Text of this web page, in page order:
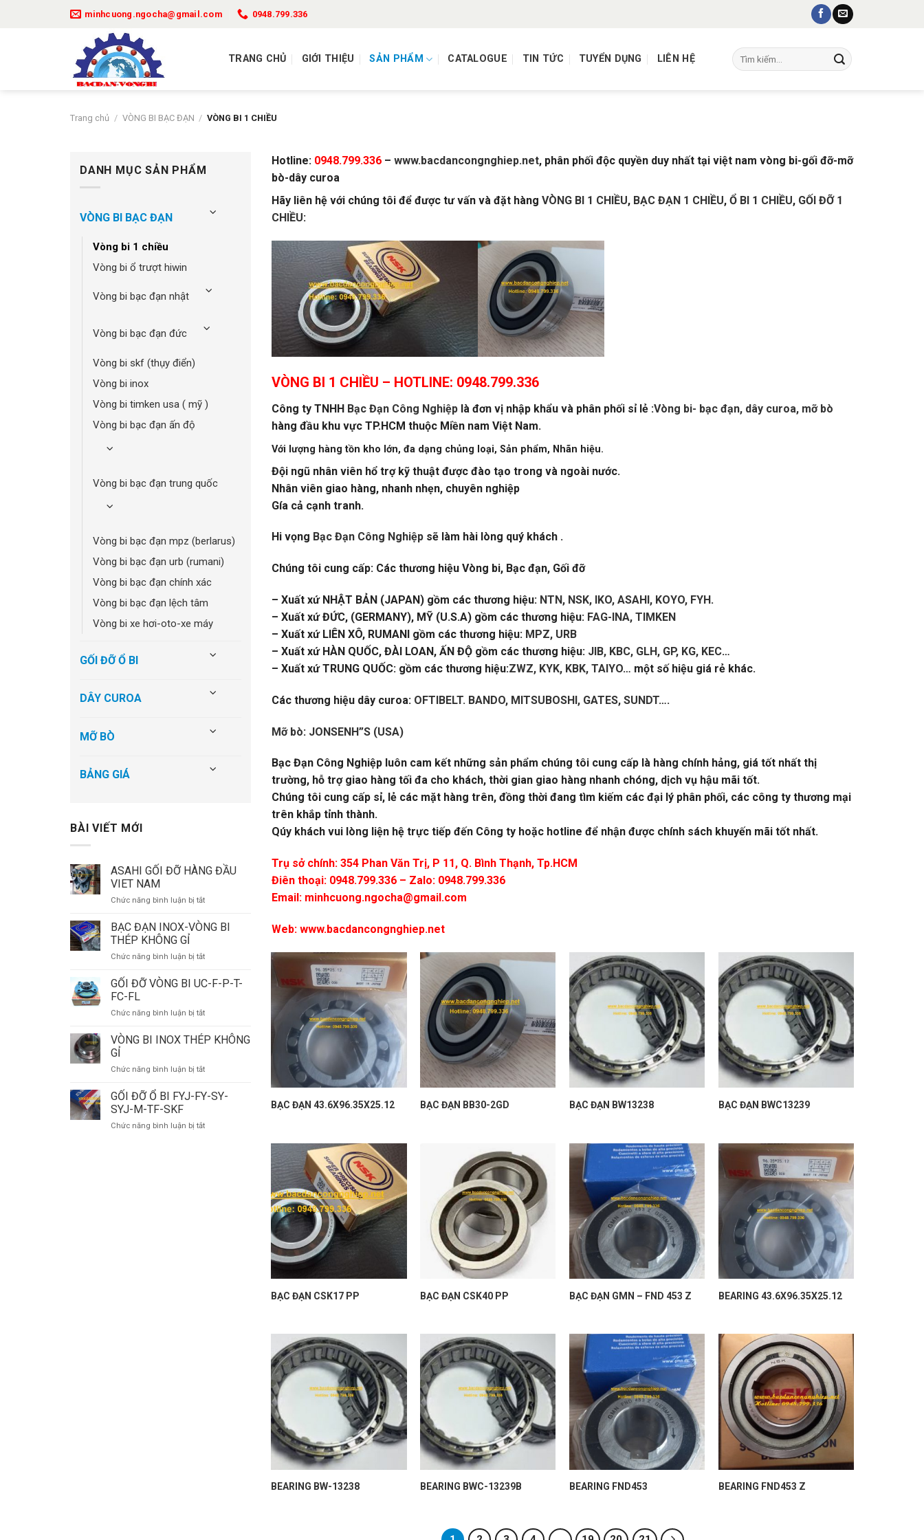
minhcuong.ngocha@gmail.com 0948.799.336
TRANG CHỦ GIỚI THIỆU SẢN PHẨM CATALOGUE TIN TỨC TUYỂN DỤNG LIÊN HỆ
Tìm
kiếm:
Trang chủ / VÒNG BI BẠC ĐẠN / VÒNG BI 1 CHIỀU
DANH MỤC SẢN PHẨM
VÒNG BI BẠC ĐẠN
vòng bi 1 chiều
vòng bi ổ trượt hiwin
vòng bi bạc đạn nhật
vòng bi bạc đạn đức
vòng bi skf (thụy điển)
vòng bi inox
vòng bi timken usa ( mỹ )
vòng bi bạc đạn ấn độ
vòng bi bạc đạn trung quốc
vòng bi bạc đạn mpz (berlarus)
vòng bi bạc đạn urb (rumani)
vòng bi bạc đạn chính xác
vòng bi bạc đạn lệch tâm
vòng bi xe hơi-oto-xe máy
GỐI ĐỠ Ổ BI
DÂY CUROA
MỠ BÒ
BẢNG GIÁ
BÀI VIẾT MỚI
ASAHI GỐI ĐỠ HÀNG ĐẦU
VIET NAM
Chức năng bình luận bị tắtở
GỐI
ĐẦU
NAM
BẠC ĐẠN INOX-VÒNG BI
THÉP KHÔNG GỈ
Chức năng bình luận bị tắtở
ĐẠN
BI
KHÔNG
GỐI ĐỠ VÒNG BI UC-F-P-T-
FC-FL
Chức năng bình luận bị tắtở
ĐỠ
UC-
P-
FL
VÒNG BI INOX THÉP KHÔNG
GỈ
Chức năng bình luận bị tắtở
BI
KHÔNG
GỐI ĐỠ Ổ BI FYJ-FY-SY-
SYJ-M-TF-SKF
Chức năng bình luận bị tắtở
Hotline: 0948.799.336– www.bacdancongnghiep.net, phân phối độc quyền duy nhất tại việt nam vòng bi-gối đỡ-mỡ
bò-dây curoa
Hãy liên hệ với chúng tôi để được tư vấn và đặt hàng VÒNG BI 1 CHIỀU, BẠC ĐẠN 1 CHIỀU, Ổ BI 1 CHIỀU, GỐI ĐỠ 1
CHIỀU:
VÒNG BI 1 CHIỀU – HOTLINE: 0948.799.336
Công ty TNHH Bạc Đạn Công Nghiệplà đơn vị nhập khẩu và phân phối sỉ lẻ :Vòng bi- bạc đạn, dây curoa, mỡ bò
hàng đầu khu vực TP.HCM thuộc Miền nam Việt Nam.
Với lượng hàng tồn kho lớn, đa dạng chủng loại, Sản phẩm, Nhãn hiệu.
Đội ngũ nhân viên hổ trợ kỹ thuật được đào tạo trong và ngoài nước.
Nhân viên giao hàng, nhanh nhẹn, chuyên nghiệp
Gía cả cạnh tranh.
Hi vọng Bạc Đạn Công Nghiệpsẽ làm hài lòng quý khách .
Chúng tôi cung cấp: Các thương hiệu Vòng bi, Bạc đạn, Gối đỡ
– Xuất xứ NHẬT BẢN (JAPAN) gồm các thương hiệu:NTN, NSK, IKO, ASAHI, KOYO, FYH.
– Xuất xứ ĐỨC, (GERMANY), MỸ (U.S.A) gồm các thương hiệu: FAG-INA, TIMKEN
– Xuất xứ LIÊN XÔ, RUMANI gồm các thương hiệu: MPZ, URB
– Xuất xứ HÀN QUỐC, ĐÀI LOAN, ẤN ĐỘ gồm các thương hiệu: JIB, KBC, GLH, GP, KG, KEC…
– Xuất xứ TRUNG QUỐC: gồm các thương hiệu:ZWZ, KYK, KBK, TAIYO… một số hiệu giá rẻ khác.
Các thương hiệu dây curoa: OFTIBELT. BANDO, MITSUBOSHI, GATES, SUNDT….
Mỡ bò: JONSENH”S (USA)
Bạc Đạn Công Nghiệp luôn cam kết những sản phẩm chúng tôi cung cấp là hàng chính hảng, giá tốt nhất thị
trường, hỗ trợ giao hàng tối đa cho khách, thời gian giao hàng nhanh chóng, dịch vụ hậu mãi tốt.
Chúng tôi cung cấp sỉ, lẻ các mặt hàng trên, đồng thời đang tìm kiếm các đại lý phân phối, các công ty thương mại
trên khắp tỉnh thành.
Qúy khách vui lòng liện hệ trực tiếp đến Công ty hoặc hotline để nhận được chính sách khuyến mãi tốt nhất.
Trụ sở chính: 354 Phan Văn Trị, P 11, Q. Bình Thạnh, Tp.HCM
Điên thoại: 0948.799.336 – Zalo: 0948.799.336
Email: minhcuong.ngocha@gmail.com
Web: www.bacdancongnghiep.net
BẠC ĐẠN 43.6X96.35X25.12 BẠC ĐẠN BB30-2GD BẠC ĐẠN BW13238 BẠC ĐẠN BWC13239
BẠC ĐẠN CSK17 PP BẠC ĐẠN CSK40 PP BẠC ĐẠN GMN – FND 453 Z BEARING 43.6X96.35X25.12
BEARING BW-13238 BEARING BWC-13239B BEARING FND453 BEARING FND453 Z